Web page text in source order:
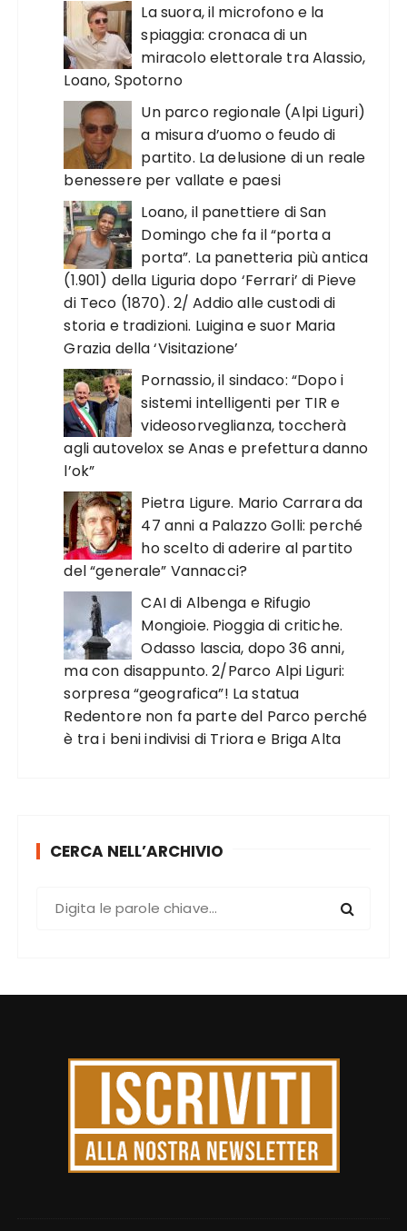
La suora, il microfono e la
spiaggia: cronaca di un
miracolo elettorale tra Alassio,
Loano, Spotorno
Un parco regionale (Alpi Liguri)
a misura d’uomo o feudo di
partito. La delusione di un reale
benessere per vallate e paesi
Loano, il panettiere di San
Domingo che fa il “porta a
porta”. La panetteria più antica
(1.901) della Liguria dopo ‘Ferrari’ di Pieve
di Teco (1870). 2/ Addio alle custodi di
storia e tradizioni. Luigina e suor Maria
Grazia della ‘Visitazione’
Pornassio, il sindaco: “Dopo i
sistemi intelligenti per TIR e
videosorveglianza, toccherà
agli autovelox se Anas e prefettura danno
l’ok”
Pietra Ligure. Mario Carrara da
47 anni a Palazzo Golli: perché
ho scelto di aderire al partito
del “generale” Vannacci?
CAI di Albenga e Rifugio
Mongioie. Pioggia di critiche.
Odasso lascia, dopo 36 anni,
ma con disappunto. 2/Parco Alpi Liguri:
sorpresa “geografica”! La statua
Redentore non fa parte del Parco perché
è tra i beni indivisi di Triora e Briga Alta
CERCA NELL’ARCHIVIO